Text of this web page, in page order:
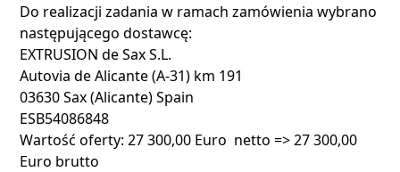
Do realizacji zadania w ramach zamówienia wybrano
następującego dostawcę:
EXTRUSION de Sax S.L.
Autovia de Alicante (A-31) km 191
03630 Sax (Alicante) Spain
ESB54086848
Wartość oferty: 27 300,00 Euro netto => 27 300,00
Euro brutto